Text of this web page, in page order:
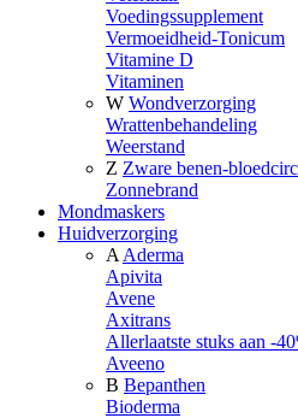
Voedingssupplement
Vermoeidheid-Tonicum
Vitamine D
Vitaminen
W Wondverzorging
Wrattenbehandeling
Weerstand
Z Zware benen-
Zonnebrand
Mondmaskers
Huidverzorging
A Aderma
Apivita
Avene
Axitrans
Allerlaatste stuks aan -
Aveeno
B Bepanthen
Bioderma